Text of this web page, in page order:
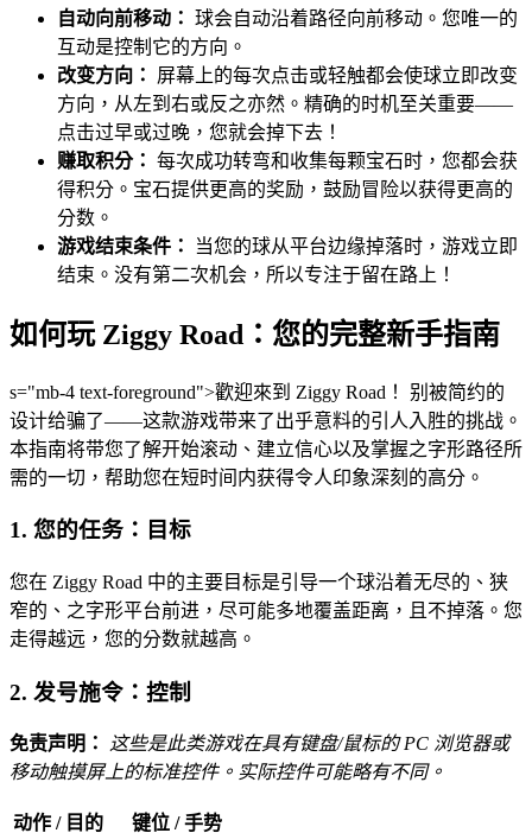
自动向前移动： 球会自动沿着路径向前移动。您唯一的
互动是控制它的方向。
改变方向：
屏幕上的每次点击或轻触都会使球立即改变
方向，从左到右或反之亦然。精确的时机至关重要——
点击过早或过晚，您就会掉下去！
赚取积分： 每次成功转弯和收集每颗宝石时，您都会获
得积分。宝石提供更高的奖励，鼓励冒险以获得更高的
分数。
游戏结束条件：
当您的球从平台边缘掉落时，游戏立即
结束。没有第二次机会，所以专注于留在路上！
如何玩 Ziggy Road：您的完整新手指南
s="mb-4 text-foreground">歡迎來到 Ziggy Road！ 别被简约的
设计给骗了——这款游戏带来了出乎意料的引人入胜的挑战。
本指南将带您了解开始滚动、建立信心以及掌握之字形路径所
需的一切，帮助您在短时间内获得令人印象深刻的高分。
1. 您的任务：目标
您在 Ziggy Road 中的主要目标是引导一个球沿着无尽的、狭
窄的、之字形平台前进，尽可能多地覆盖距离，且不掉落。您
走得越远，您的分数就越高。
2. 发号施令：控制
免责声明：
这些是此类游戏在具有键盘/鼠标的 PC 浏览器或
移动触摸屏上的标准控件。实际控件可能略有不同。
动作 / 目的 键位 / 手势